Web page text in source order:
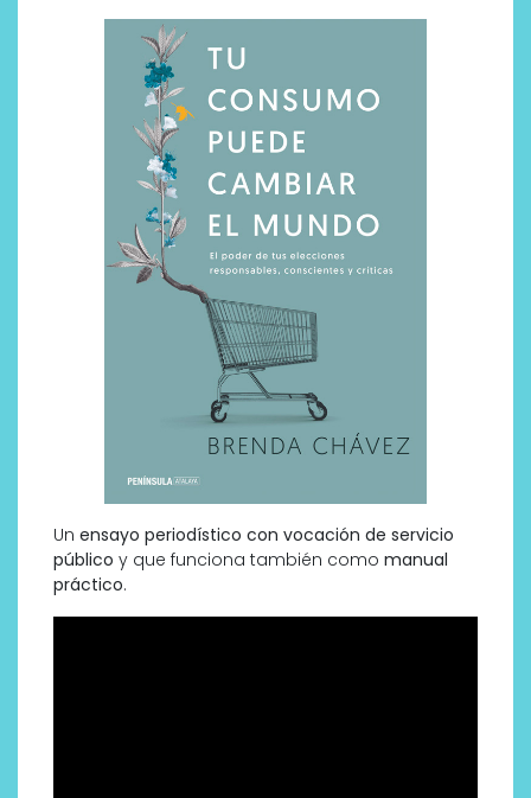
Un ensayo periodístico con vocación de servicio
público y que funciona también como manual
práctico.